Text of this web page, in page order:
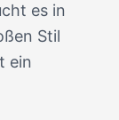
es in
Stil
ein